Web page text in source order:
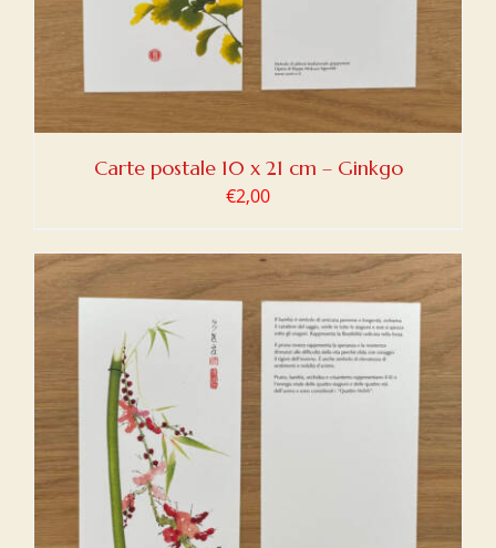
Carte postale 10 x 21 cm – Ginkgo
€2,00